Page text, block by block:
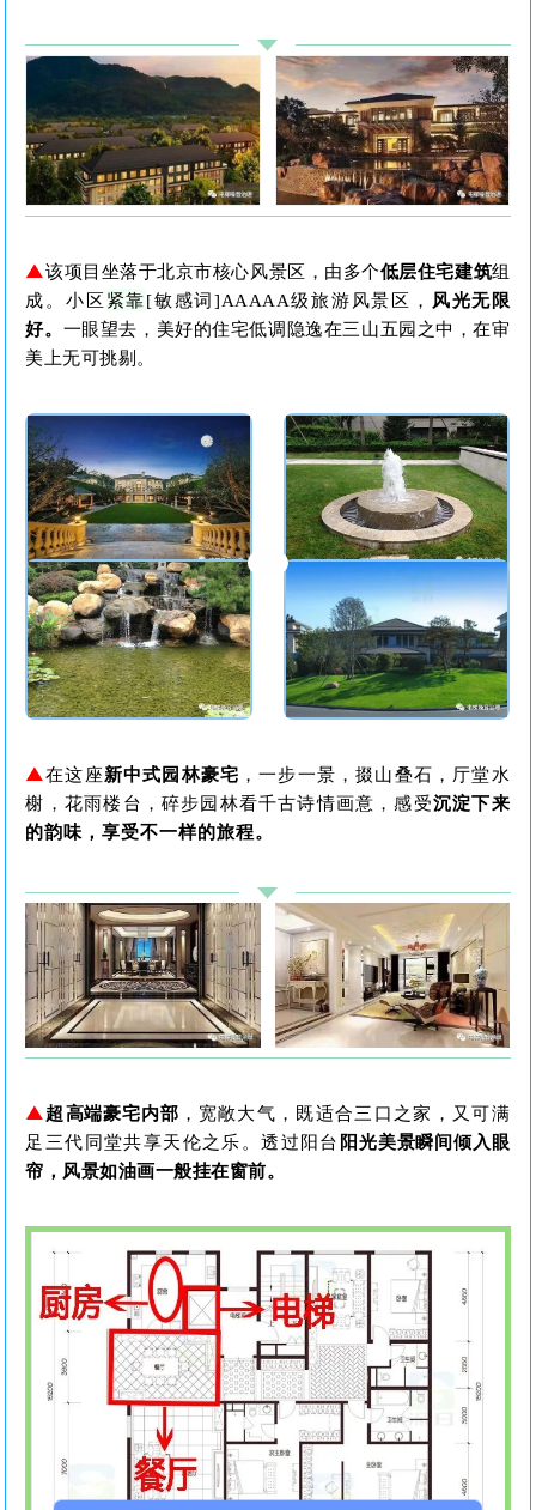
▲该项目坐落于北京市核心风景区，由多个低层住宅建筑组
成 。 小区 紧靠[敏感词]AAAAA级旅游风景区，
风光无限
好。 一眼望去，美好的住宅低调隐逸在三山五园之中，在审
美上无可挑剔 。
▲在这座新中式园林豪宅 ，一步一景，掇山叠石，厅堂水
榭，花雨楼台，碎步园林看千古诗情画意，感受沉淀下来
的韵味，享受不一样的旅程。
▲ 超高端豪宅内部 ，宽敞大气，既适合三口之家，又可满
足三代同堂共享天伦之乐。透过阳台 阳光美景瞬间倾入眼
帘，风景如油画一般挂在窗前。